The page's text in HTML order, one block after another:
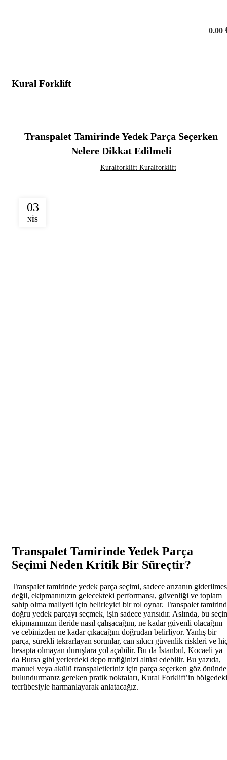
0.00
Kural Forklift
Transpalet Tamirinde Yedek Parça Seçerken
Nelere Dikkat Edilmeli
Kuralforklift Kuralforklift
03
NIS
Transpalet Tamirinde Yedek Parça
Seçimi Neden Kritik Bir Süreçtir?
Transpalet tamirinde yedek parça seçimi, sadece arızanın
değil, ekipmanınızın gelecekteki performansı, güvenliği ve toplam
sahip olma maliyeti için belirleyici bir rol oynar. Transpalet
doğru yedek parçayı seçmek, işin sadece yarısıdır. Aslında, bu
ekipmanınızın ileride nasıl çalışacağını, ne kadar güvenli olacağını
ve cebinizden ne kadar çıkacağını doğrudan belirliyor. Yanlış bir
parça, sürekli tekrarlayan sorunlar, can sıkıcı güvenlik riskleri ve
hesapta olmayan duruşlara yol açabilir. Bu da İstanbul, Kocaeli ya
da Bursa gibi yerlerdeki depo trafiğinizi altüst edebilir. Bu yazıda,
manuel veya akülü transpaletleriniz için parça seçerken göz önünde
bulundurmanız gereken pratik noktaları, Kural Forklift’in bölgedeki
tecrübesiyle harmanlayarak anlatacağız.